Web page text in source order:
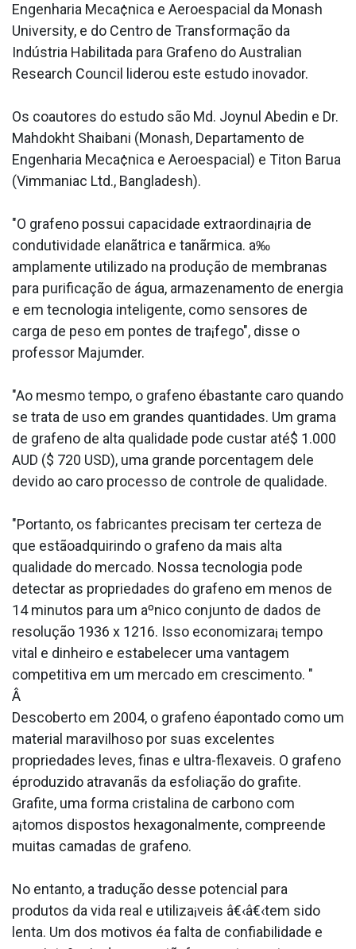
Engenharia Meca¢nica e Aeroespacial da Monash
University, e do Centro de Transformação da
Indústria Habilitada para Grafeno do Australian
Research Council liderou este estudo inovador.
Os coautores do estudo são Md. Joynul Abedin e Dr.
Mahdokht Shaibani (Monash, Departamento de
Engenharia Meca¢nica e Aeroespacial) e Titon Barua
(Vimmaniac Ltd., Bangladesh).
"O grafeno possui capacidade extraordina¡ria de
condutividade elanãtrica e tanãrmica. a‰
amplamente utilizado na produção de membranas
para purificação de água, armazenamento de energia
e em tecnologia inteligente, como sensores de
carga de peso em pontes de tra¡fego", disse o
professor Majumder.
"Ao mesmo tempo, o grafeno ébastante caro quando
se trata de uso em grandes quantidades. Um grama
de grafeno de alta qualidade pode custar até$ 1.000
AUD ($ 720 USD), uma grande porcentagem dele
devido ao caro processo de controle de qualidade.
"Portanto, os fabricantes precisam ter certeza de
que estãoadquirindo o grafeno da mais alta
qualidade do mercado. Nossa tecnologia pode
detectar as propriedades do grafeno em menos de
14 minutos para um aºnico conjunto de dados de
resolução 1936 x 1216. Isso economizara¡ tempo
vital e dinheiro e estabelecer uma vantagem
competitiva em um mercado em crescimento. "
Â
Descoberto em 2004, o grafeno éapontado como um
material maravilhoso por suas excelentes
propriedades leves, finas e ultra-flexa­veis. O grafeno
éproduzido atravanãs da esfoliação do grafite.
Grafite, uma forma cristalina de carbono com
a¡tomos dispostos hexagonalmente, compreende
muitas camadas de grafeno.
No entanto, a tradução desse potencial para
produtos da vida real e utiliza¡veis â€‹â€‹tem sido
lenta. Um dos motivos éa falta de confiabilidade e